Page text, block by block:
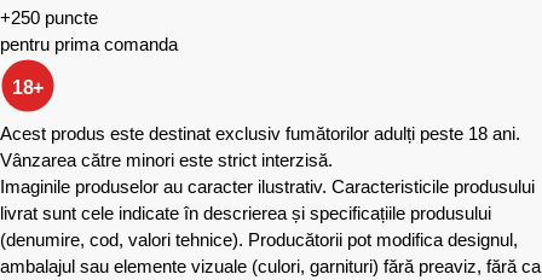
+250 puncte
pentru prima comanda
18+
Acest produs este destinat exclusiv fumătorilor adulți peste 18 ani.
Vânzarea către minori este strict interzisă.
Imaginile produselor au caracter ilustrativ. Caracteristicile produsului
livrat sunt cele indicate în descrierea și specificațiile produsului
(denumire, cod, valori tehnice). Producătorii pot modifica designul,
ambalajul sau elemente vizuale (culori, garnituri) fără preaviz, fără ca